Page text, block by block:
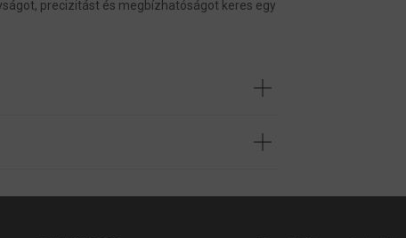
precizitást és megbízhatóságot keres egy